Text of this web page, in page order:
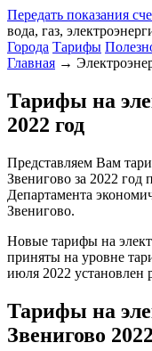
Передать показания
вода, газ,
Города Тарифы
Главная →
Тарифы на
2022 год
Представляем Вам
Звенигово за 2022 год
Департамента
Звенигово.
Новые тарифы на
приняты на уровне
июля 2022 установлен
Тарифы на
Звенигово 2022